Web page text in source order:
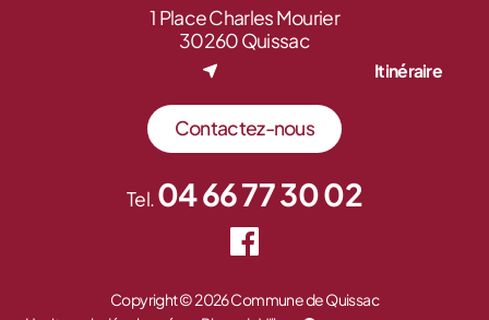
1 Place Charles Mourier
30260 Quissac
Itinéraire
Contactez-nous
Tel.04 66 77 30 02
Copyright © 2026 Commune de Quissac